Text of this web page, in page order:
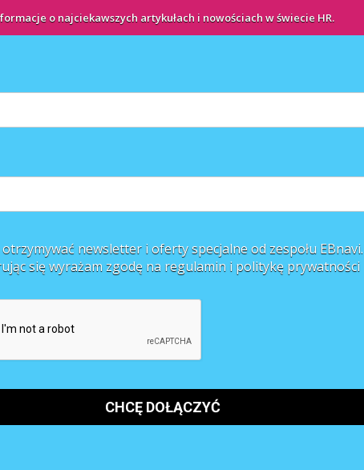
zatrudnienia i polityki socjalnej. Statystyczny polski pracownik
o najciekawszych artykułach i nowościach w świecie HR.
otrzymywać newsletter i oferty specjalne od zespołu EBnavi.
się wyrażam zgodę na regulamin i politykę prywatności